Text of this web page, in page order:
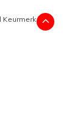
Keurmerk